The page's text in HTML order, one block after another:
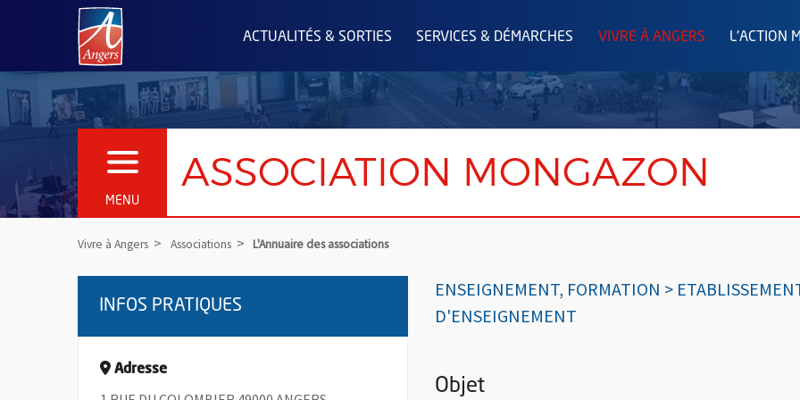
Angers.fr : Retour à l'accueil
ACTUALITÉS & SORTIES SERVICES & DÉMARCHES VIVRE À ANGERS L'ACTION
MENU
OUVRIR LE MENU ASSOCIATION MONGAZON
Vivre à Angers Associations L'Annuaire des associations
ENSEIGNEMENT, FORMATION >
D'ENSEIGNEMENT
Objet
INFOS PRATIQUES
Adresse